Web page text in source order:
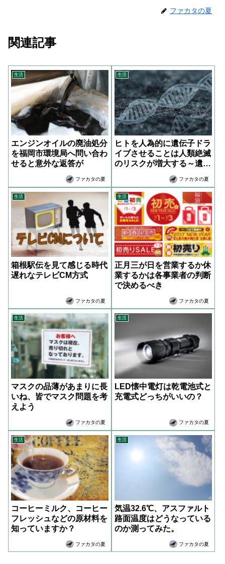
ファカタの夏
関連記事
生活
エンジンオイルの廃油処分
を福岡市環境局へ問い合わ
せると意外な返答が
ファカタの夏
生活
ヒトを人為的に遺伝子ドラ
イブさせることは人類絶滅
のリスクが増大する～遺伝
ファカタの夏
生活
箱根駅伝を見て感じる時代
遅れなテレビCM方式
ファカタの夏
生活
正月三が日を営業するか休
業するかは各事業者の判断
で決めるべき
ファカタの夏
生活
マスクの品薄があまりに長
いね、皆でマスク問題を考
えよう
ファカタの夏
生活
LED懐中電灯は乾電池式と
充電式どっちがいいの？
ファカタの夏
生活
コーヒーミルク、コーヒー
フレッシュなどの原材料を
知っていますか？
ファカタの夏
生活
気温32.6℃、アスファルト
路面温度はどうなっている
のか測ってみた。
ファカタの夏